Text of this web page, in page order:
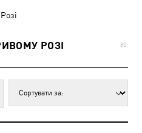
РОЗІ
80